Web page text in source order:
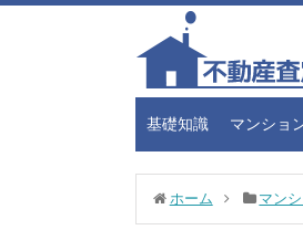
基礎知識 マンショ
ホーム マン